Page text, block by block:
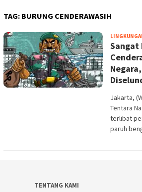
TAG: BURUNG CENDERAWASIH
Sangat
Jakarta,
Tentara
terlibat
paruh
TENTANG KAMI